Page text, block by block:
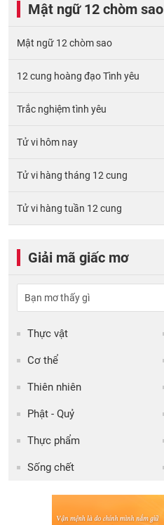
Mật ngữ 12 chòm sao
Mật ngữ 12 chòm sao
12 cung hoàng đạo Tình yêu
Trắc nghiệm tình yêu
Tử vi hôm nay
Tử vi hàng tháng 12 cung
Tử vi hàng tuần 12 cung
Giải mã giấc mơ
Thực vật
Cơ thể
Thiên nhiên
Phật - Quỷ
Thực phẩm
Sống chết